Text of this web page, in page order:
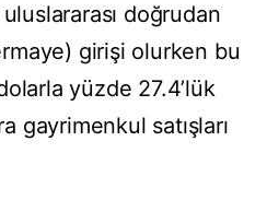
doğrudan
girişi olurken bu
yüzde 27.4’lük
gayrimenkul satışları